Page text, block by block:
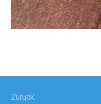
Zurück